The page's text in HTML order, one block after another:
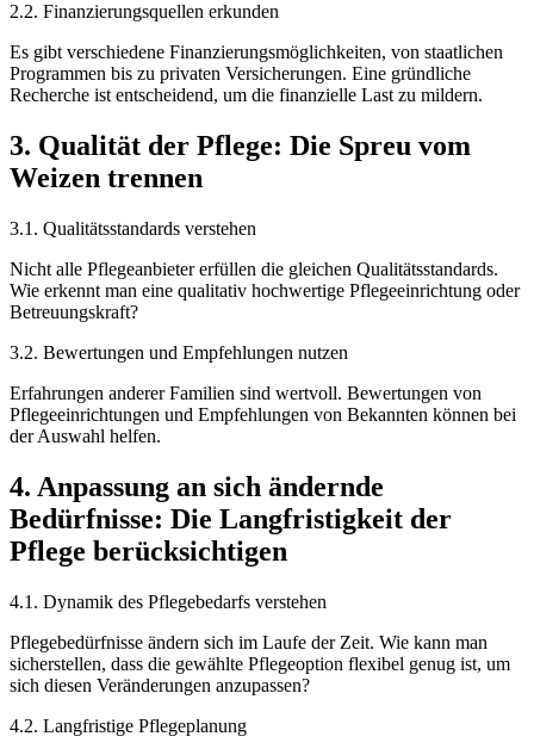
2.2. Finanzierungsquellen erkunden
Es gibt verschiedene Finanzierungsmöglichkeiten, von staatlichen
Programmen bis zu privaten Versicherungen. Eine gründliche
Recherche ist entscheidend, um die finanzielle Last zu mildern.
3. Qualität der Pflege: Die Spreu vom
Weizen trennen
3.1. Qualitätsstandards verstehen
Nicht alle Pflegeanbieter erfüllen die gleichen Qualitätsstandards.
Wie erkennt man eine qualitativ hochwertige Pflegeeinrichtung oder
Betreuungskraft?
3.2. Bewertungen und Empfehlungen nutzen
Erfahrungen anderer Familien sind wertvoll. Bewertungen von
Pflegeeinrichtungen und Empfehlungen von Bekannten können bei
der Auswahl helfen.
4. Anpassung an sich ändernde
Bedürfnisse: Die Langfristigkeit der
Pflege berücksichtigen
4.1. Dynamik des Pflegebedarfs verstehen
Pflegebedürfnisse ändern sich im Laufe der Zeit. Wie kann man
sicherstellen, dass die gewählte Pflegeoption flexibel genug ist, um
sich diesen Veränderungen anzupassen?
4.2. Langfristige Pflegeplanung